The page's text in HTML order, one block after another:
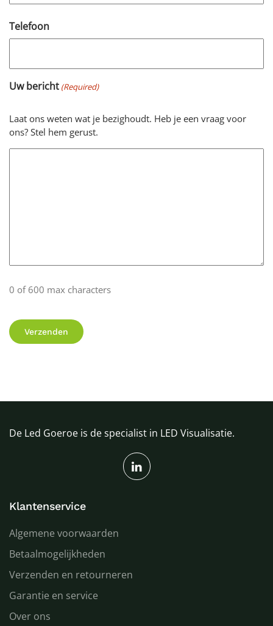
Telefoon
Uw bericht (Required)
Laat ons weten wat je bezighoudt. Heb je een vraag voor
ons? Stel hem gerust.
0 of 600 max characters
Verzenden
De Led Goeroe is de specialist in LED Visualisatie.
Klantenservice
Algemene voorwaarden
Betaalmogelijkheden
Verzenden en retourneren
Garantie en service
Over ons